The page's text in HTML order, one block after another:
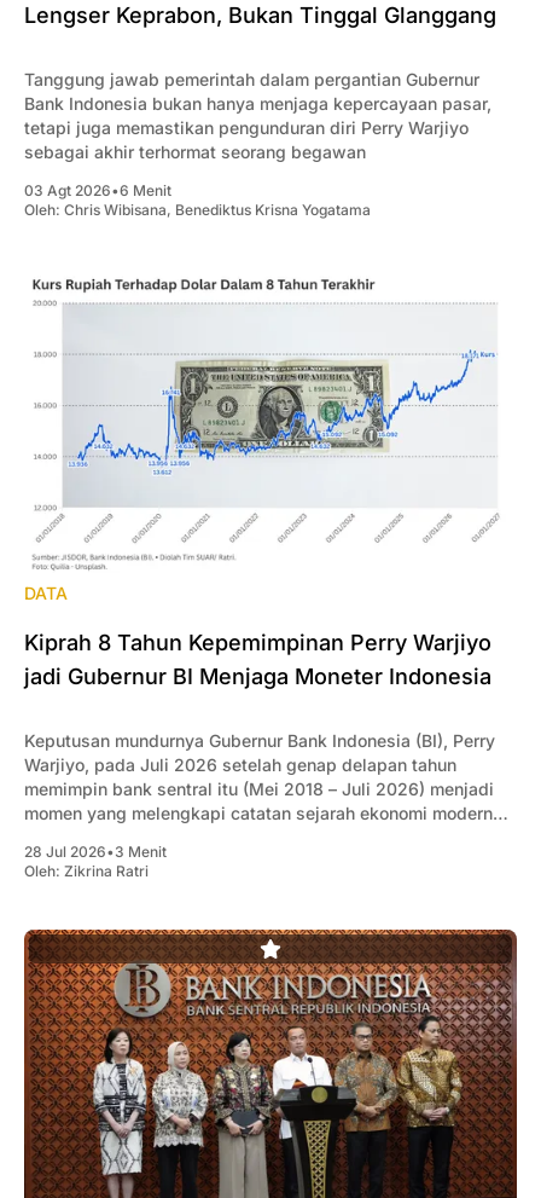
Lengser Keprabon, Bukan Tinggal Glanggang
Tanggung jawab pemerintah dalam pergantian Gubernur
Bank Indonesia bukan hanya menjaga kepercayaan pasar,
tetapi juga memastikan pengunduran diri Perry Warjiyo
sebagai akhir terhormat seorang begawan
03 Agt 2026•6 Menit
Oleh: Chris Wibisana, Benediktus Krisna Yogatama
DATA
Kiprah 8 Tahun Kepemimpinan Perry Warjiyo
jadi Gubernur BI Menjaga Moneter Indonesia
Keputusan mundurnya Gubernur Bank Indonesia (BI), Perry
Warjiyo, pada Juli 2026 setelah genap delapan tahun
memimpin bank sentral itu (Mei 2018 – Juli 2026) menjadi
momen yang melengkapi catatan sejarah ekonomi modern
28 Jul 2026•3 Menit
Oleh: Zikrina Ratri